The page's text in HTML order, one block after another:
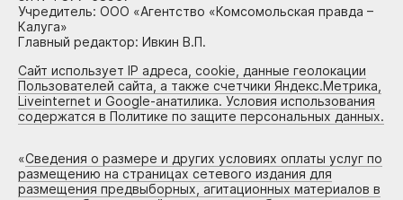
Учредитель: ООО «Агентство «Комсомольская правда –
Калуга»
Главный редактор: Ивкин В.П.
Сайт использует IP адреса, cookie, данные геолокации
Пользователей сайта, а также счетчики Яндекс.Метрика,
Liveinternet и Google-анатилика. Условия использования
содержатся в Политике по защите персональных данных.
«Сведения о размере и других условиях оплаты услуг по
размещению на страницах сетевого издания для
размещения предвыборных, агитационных материалов в